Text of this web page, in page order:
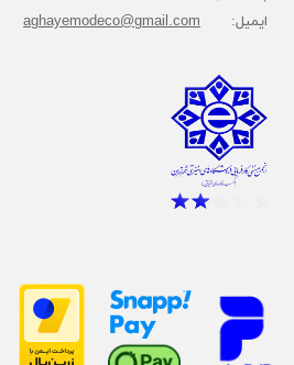
ایمیل: aghayemodeco@gmail.com